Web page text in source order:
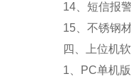
14、短信报
15、不锈钢
四、上位机
1、PC单机